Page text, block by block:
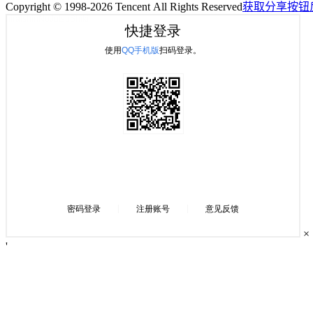
Copyright © 1998-2026 Tencent All Rights Reserved获取分享按钮
×
'